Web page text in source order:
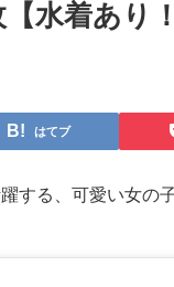
水着あり
はてブ
する、可愛い女の